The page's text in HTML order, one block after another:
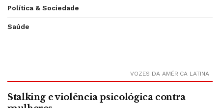
Política & Sociedade
Saúde
VOZES DA AMÉRICA LATINA
Stalking e violência psicológica contra